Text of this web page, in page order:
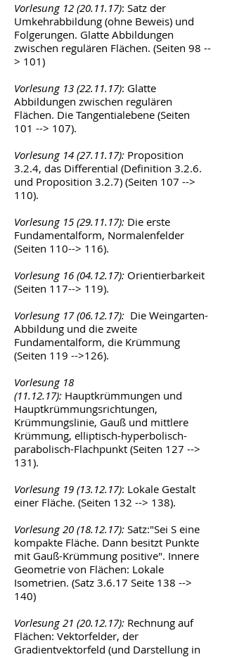
Vorlesung 12 (20.11.17): Satz der
Umkehrabbildung (ohne Beweis) und
Folgerungen. Glatte Abbildungen
zwischen regulären Flächen. (Seiten 98 --
> 101)
Vorlesung 13 (22.11.17): Glatte
Abbildungen zwischen regulären
Flächen. Die Tangentialebene (Seiten
101 --> 107).
Vorlesung 14 (27.11.17): Proposition
3.2.4, das Differential (Definition 3.2.6.
und Proposition 3.2.7) (Seiten 107 -->
110).
Vorlesung 15 (29.11.17): Die erste
Fundamentalform, Normalenfelder
(Seiten 110--> 116).
Vorlesung 16 (04.12.17): Orientierbarkeit
(Seiten 117--> 119).
Vorlesung 17 (06.12.17): Die Weingarten-
Abbildung und die zweite
Fundamentalform, die Krümmung
(Seiten 119 -->126).
Vorlesung 18
(11.12.17): Hauptkrümmungen und
Hauptkrümmungsrichtungen,
Krümmungslinie, Gauß und mittlere
Krümmung, elliptisch-hyperbolisch-
parabolisch-Flachpunkt (Seiten 127 -->
131).
Vorlesung 19 (13.12.17): Lokale Gestalt
einer Fläche. (Seiten 132 --> 138).
Vorlesung 20 (18.12.17): Satz:"Sei S eine
kompakte Fläche. Dann besitzt Punkte
mit Gauß-Krümmung positive". Innere
Geometrie von Flächen: Lokale
Isometrien. (Satz 3.6.17 Seite 138 -->
140)
Vorlesung 21 (20.12.17): Rechnung auf
Flächen: Vektorfelder, der
Gradientvektorfeld (und Darstellung in